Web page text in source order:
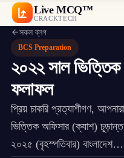
Live MCQ™
CRACKTECH
সকল ব্লগ
BCS Preparation
২০২২ সাল
ফলাফল
প্রিয় চাকরি প্রত্যাশীগণ,
ভিত্তিক অফিসার (ক্যাশ)
২০২৫ (বৃহস্পতিবার) বাংলাদেশ…